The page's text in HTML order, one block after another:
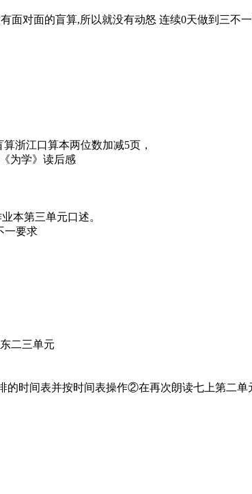
面对面的盲算,所以就没有动怒 连续0天做到三不
浙江口算本两位数加减5页，
为学》读后感
本第三单元口述。
一要求
二三单元
时间表并按时间表操作②在再次朗读七上第二单